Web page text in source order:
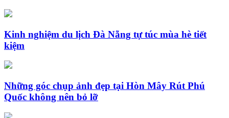
Kinh nghiệm du lịch Đà Nẵng tự túc mùa hè tiết
kiệm
Những góc chụp ảnh đẹp tại Hòn Mây Rút Phú
Quốc không nên bỏ lỡ